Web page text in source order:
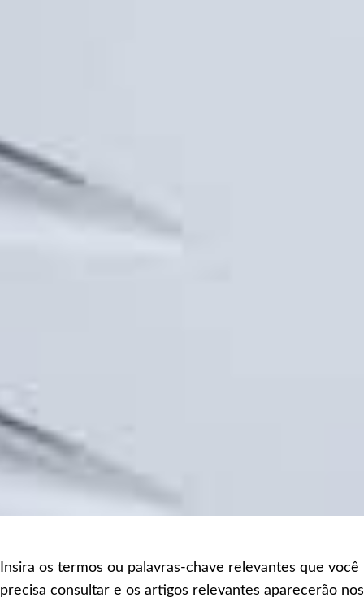
Insira os termos ou palavras-chave relevantes que você
precisa consultar e os artigos relevantes aparecerão nos